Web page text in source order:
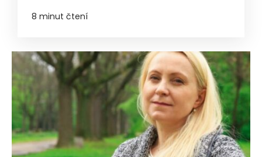
8 minut čtení